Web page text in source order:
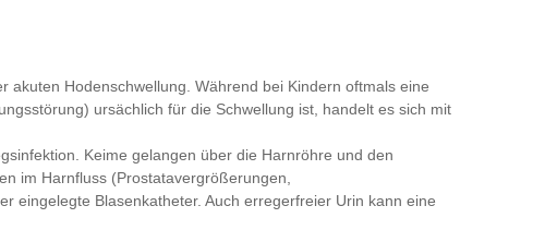
akuten Hodenschwellung. Während bei Kindern oftmals eine
ursächlich für die Schwellung ist, handelt es sich mit
Keime gelangen über die Harnröhre und den
im Harnfluss (Prostatavergrößerungen,
eingelegte Blasenkatheter. Auch erregerfreier Urin kann eine